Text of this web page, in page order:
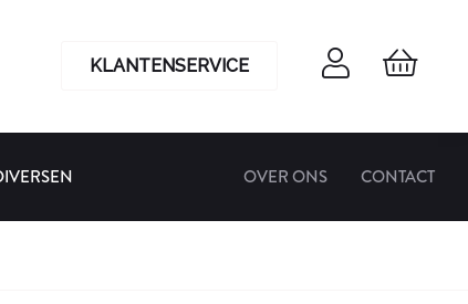
KLANTENSERVICE
OVER ONS CONTACT